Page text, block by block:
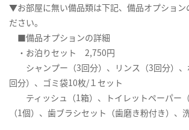
▼お部屋に無い備品類は下記、備品オプション
ださい。
■備品オプションの詳細
・お泊りセット 2,750円
シャンプー（3回分）、リンス（3回分）、
回分）、ゴミ袋10枚/１セット
ティッシュ（1箱）、トイレットペーパー
（1個）、歯ブラシセット（歯磨き粉付き）、